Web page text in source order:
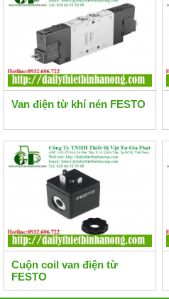
Van điện từ khí nén FESTO
Cuộn coil van điện từ
FESTO